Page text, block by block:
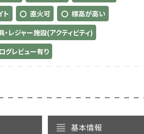
ト 直火可
標高が高い
・レジャー施設(アクティビティ)
グレビュー有り
基本情報